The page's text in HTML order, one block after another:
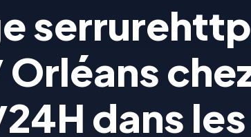
dans